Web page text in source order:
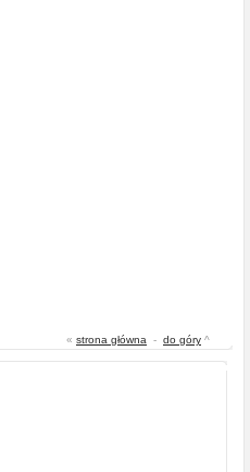
« strona główna - do góry ^